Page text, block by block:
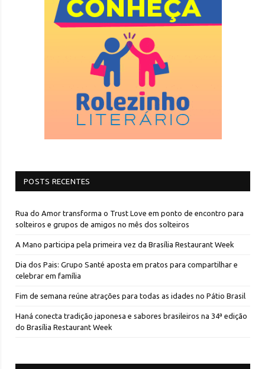
POSTS RECENTES
Rua do Amor transforma o Trust Love em ponto de encontro para
solteiros e grupos de amigos no mês dos solteiros
A Mano participa pela primeira vez da Brasília Restaurant Week
Dia dos Pais: Grupo Santé aposta em pratos para compartilhar e
celebrar em família
Fim de semana reúne atrações para todas as idades no Pátio Brasil
Haná conecta tradição japonesa e sabores brasileiros na 34ª edição
do Brasília Restaurant Week